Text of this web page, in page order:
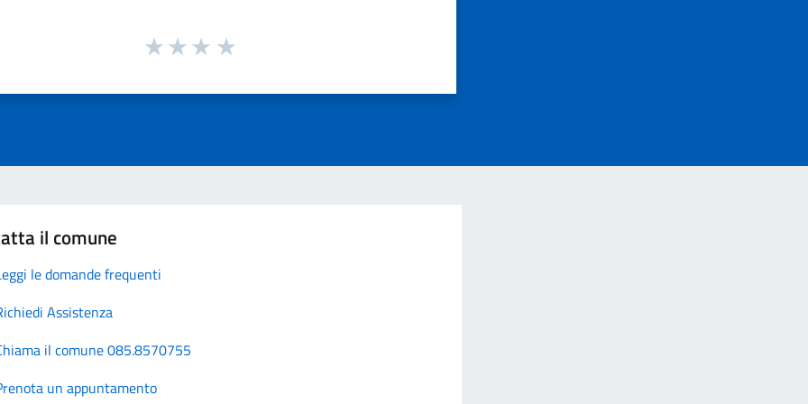
il comune
le domande frequenti
Assistenza
il comune 085.8570755
un appuntamento